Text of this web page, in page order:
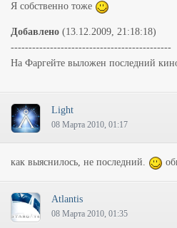
Я собственно тоже
Добавлено (13.12.2009, 21:18:18)
---------------------------------------------
На Фаргейте выложен последний
Light
08 Марта 2010, 01:17
как выяснилось, не последний.
Atlantis
08 Марта 2010, 01:35